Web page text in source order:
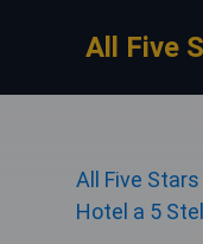
All Five
All Five
Hotel a 5